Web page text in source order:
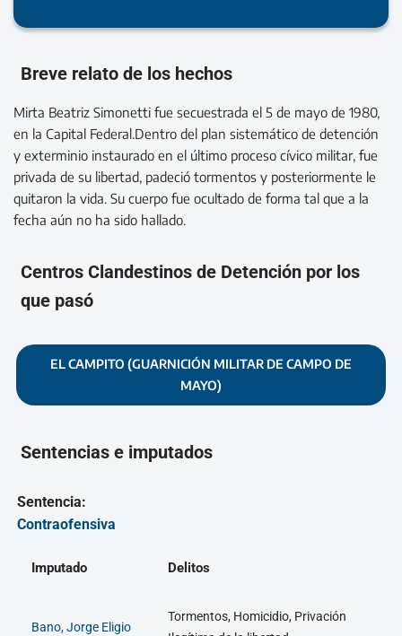
Breve relato de los hechos
Mirta Beatriz Simonetti fue secuestrada el 5 de mayo de 1980,
en la Capital Federal.Dentro del plan sistemático de detención
y exterminio instaurado en el último proceso cívico militar, fue
privada de su libertad, padeció tormentos y posteriormente le
quitaron la vida. Su cuerpo fue ocultado de forma tal que a la
fecha aún no ha sido hallado.
Centros Clandestinos de Detención por los
que pasó
EL CAMPITO (GUARNICIÓN MILITAR DE CAMPO DE
MAYO)
Sentencias e imputados
Sentencia:
Contraofensiva
Imputado Delitos
Bano, Jorge Eligio
Tormentos, Homicidio, Privación